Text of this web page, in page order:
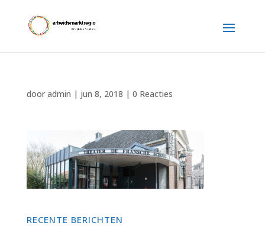
door admin | jun 8, 2018 | 0 Reacties
RECENTE BERICHTEN